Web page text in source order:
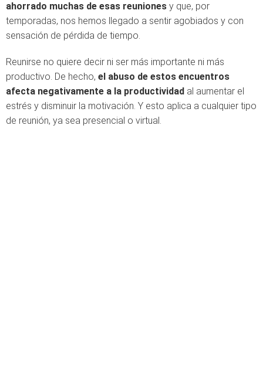
ahorrado muchas de esas reuniones y que, por
temporadas, nos hemos llegado a sentir agobiados y con
sensación de pérdida de tiempo.
Reunirse no quiere decir ni ser más importante ni más
productivo. De hecho, el abuso de estos encuentros
afecta negativamente a la productividad al aumentar el
estrés y disminuir la motivación. Y esto aplica a cualquier tipo
de reunión, ya sea presencial o virtual.